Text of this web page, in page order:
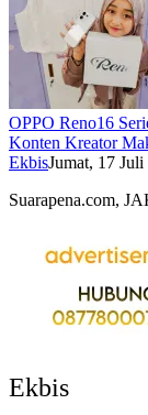
OPPO Reno16
Konten Kreator
EkbisJumat, 17
Suarapena.com,
Ekbis